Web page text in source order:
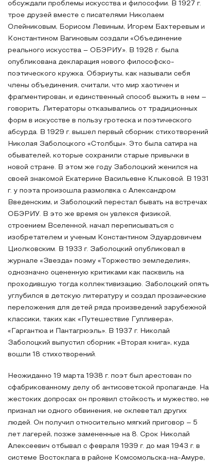
обсуждали проблемы искусства и философии. В 1927 г.
трое друзей вместе с писателями Николаем
Олейниковым, Борисом Левиным, Игорем Бахтеревым и
Константином Вагиновым создали «Объединение
реального искусства – ОБЭРИУ». В 1928 г. была
опубликована декларация нового философско-
поэтического кружка. Обэриуты, как называли себя
члены объединения, считали, что мир хаотичен и
фрагментирован, и единственный способ выжить в нем –
говорить. Литераторы отказывались от традиционных
форм в искусстве в пользу гротеска и поэтического
абсурда. В 1929 г. вышел первый сборник стихотворений
Николая Заболоцкого «Столбцы». Это была сатира на
обывателей, которые сохранили старые привычки в
новой стране. В этом же году Заболоцкий женился на
своей знакомой Екатерине Васильевне Клыковой. В 1931
г. у поэта произошла размолвка с Александром
Введенским, и Заболоцкий перестал бывать на встречах
ОБЭРИУ. В это же время он увлекся физикой,
строением Вселенной, начал переписываться с
изобретателем и ученым Константином Эдуардовичем
Циолковским. В 1933 г. Заболоцкий опубликовал в
журнале «Звезда» поэму «Торжество земледелия»,
однозначно оцененную критиками как пасквиль на
проходившую тогда коллективизацию. Заболоцкий опять
углубился в детскую литературу и создал прозаические
переложения для детей ряда произведений зарубежной
классики, таких как «Путешествие Гулливера»,
«Гаргантюа и Пантагрюэль». В 1937 г. Николай
Заболоцкий выпустил сборник «Вторая книга», куда
вошли 18 стихотворений.
Неожиданно 19 марта 1938 г. поэт был арестован по
сфабрикованному делу об антисоветской пропаганде. На
жестоких допросах он проявил стойкость и мужество, не
признал ни одного обвинения, не оклеветал других
людей. Он получил относительно мягкий приговор – 5
лет лагерей, позже замененные на 8. Срок Николай
Алексеевич отбывал с февраля 1939 г. до мая 1943 г. в
системе Востоклага в районе Комсомольска-на-Амуре,